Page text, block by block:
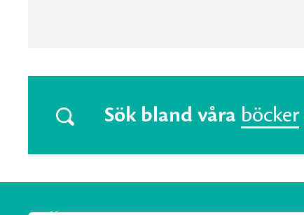
Sök bland våra böcker